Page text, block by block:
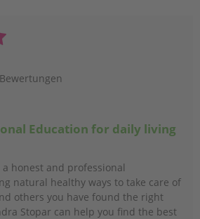
Bewertungen
Education for daily living
honest and professional
natural healthy ways to take care of
others you have found the right